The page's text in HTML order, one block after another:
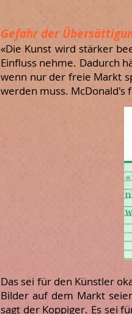
Gefahr der
«Die Kunst wird stärker
Einfluss nehme. Dadurch
wenn nur der freie Markt
werden muss. McDonald's
Das sei für den Künstler
Bilder auf dem Markt
sagt der Koppiger. Es sei